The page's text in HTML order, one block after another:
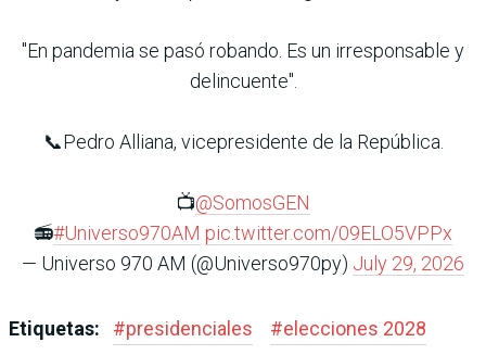
"En pandemia se pasó robando. Es un irresponsable y
delincuente".
📞Pedro Alliana, vicepresidente de la República.
📺@SomosGEN
📻#Universo970AM pic.twitter.com/09ELO5VPPx
— Universo 970 AM (@Universo970py) July 29, 2026
Etiquetas: #presidenciales #elecciones 2028